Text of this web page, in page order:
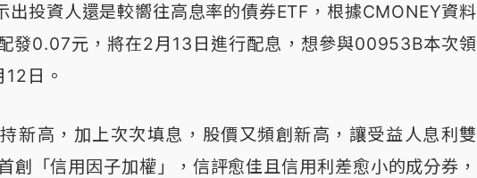
出投資人還是較嚮往高息率的債券ETF，根據CMONEY資料
發0.07元，將在2月13日進行配息，想參與00953B本次領
日。
新高，加上次次填息，股價又頻創新高，讓受益人息利雙
創「信用因子加權」，信評愈佳且信用利差愈小的成分券，